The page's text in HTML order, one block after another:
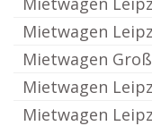
Mietwagen
Mietwagen
Mietwagen
Mietwagen